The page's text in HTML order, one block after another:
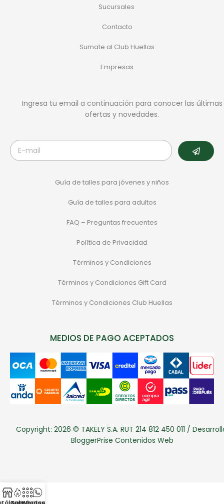
Sucursales
Contacto
Sumate al Club Huellas
Empresas
Ingresa tu email a continuación para conocer las últimas
ofertas y novedades.
Guía de talles para jóvenes y niños
Guía de talles para adultos
FAQ – Preguntas frecuentes
Política de Privacidad
Términos y Condiciones
Términos y Condiciones Gift Card
Términos y Condiciones Club Huellas
MEDIOS DE PAGO ACEPTADOS
Copyright: 2026 © TAKELY S.A. RUT 214 812 450 011 /
BloggerPrise Contenidos Web